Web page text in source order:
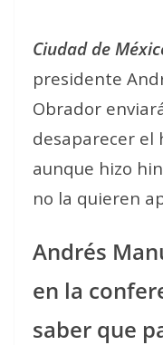
Ciudad de
presidente
Obrador
desaparecer el
aunque hizo
no la quieren
Andrés
en la
saber que